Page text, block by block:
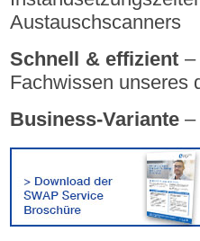
Austauschscanners
Schnell & effizient –
Fachwissen unseres
Business-Variante –